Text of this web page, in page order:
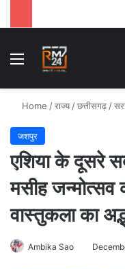
Menu
Home /राज्य /छत्तीसगढ़ /
जशपुर
एशिया के दूसरे
मसीह
वास्तुकला का
Ambika Sao